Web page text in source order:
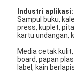
Industri aplikasi:
Sampul buku,
press, kuplet, pita
kartu undangan,
Media cetak
board, papan
label, kain